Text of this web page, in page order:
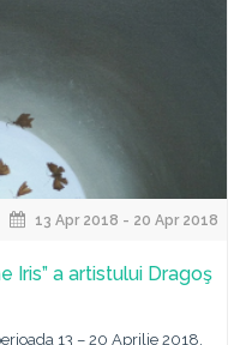
13 Apr 2018 - 20 Apr 2018
Iris” a artistului Dragoş
13 – 20 Aprilie 2018,